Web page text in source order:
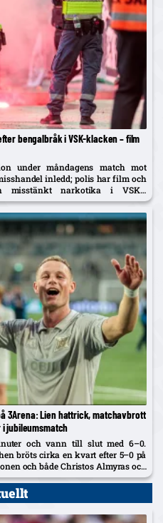
bengalbråk i VSK-klacken – film
under måndagens match mot
inledd; polis har film och
misstänkt narkotika i VSK:s
3Arena: Lien hattrick, matchavbrott
jubileumsmatch
och vann till slut med 6–0.
bröts cirka en kvart efter 5–0 på
och både Christos Almyras och